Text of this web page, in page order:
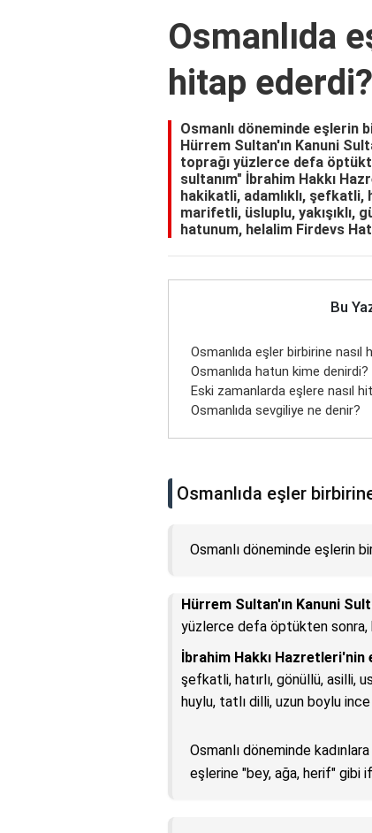
Osmanlıda
hitap ederdi?
Osmanlı döneminde eşlerin
Hürrem Sultan'ın Kanuni
toprağı yüzlerce defa
sultanım" İbrahim Hakkı
hakikatli, adamlıklı, şefkatli,
marifetli, üsluplu, yakışıklı,
hatunum, helalim Firdevs
Bu
Osmanlıda eşler birbirine nasıl
Osmanlıda hatun kime denirdi?
Eski zamanlarda eşlere nasıl
Osmanlıda sevgiliye ne denir?
Osmanlıda eşler
Osmanlı döneminde eşlerin
Hürrem Sultan'ın Kanuni
yüzlerce defa öptükten sonra,
İbrahim Hakkı
şefkatli, hatırlı, gönüllü, asilli,
huylu, tatlı dilli, uzun boylu
Osmanlı döneminde
eşlerine "bey, ağa, herif" gibi